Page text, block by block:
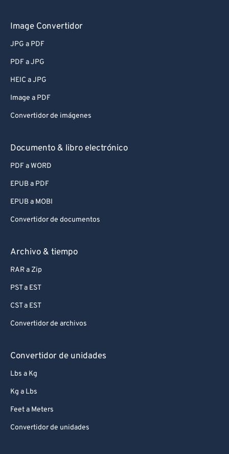
Image Convertidor
JPG a PDF
PDF a JPG
HEIC a JPG
Image a PDF
Convertidor de imágenes
Documento & libro electrónico
PDF a WORD
EPUB a PDF
EPUB a MOBI
Convertidor de documentos
Archivo & tiempo
RAR a Zip
PST a EST
CST a EST
Convertidor de archivos
Convertidor de unidades
Lbs a Kg
Kg a Lbs
Feet a Meters
Convertidor de unidades